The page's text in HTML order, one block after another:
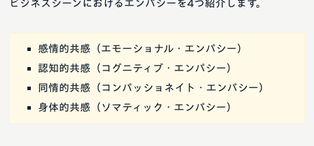
ビジネスシーンにおけるエンパシーを4つ紹介します。
感情的共感（エモーショナル・エンパシー）
認知的共感（コグニティブ・エンパシー）
同情的共感（コンパッショネイト・エンパシー）
身体的共感（ソマティック・エンパシー）